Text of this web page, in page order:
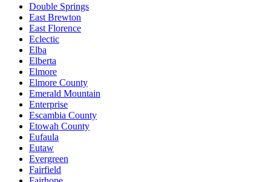
Double Springs
East Brewton
East Florence
Eclectic
Elba
Elberta
Elmore
Elmore County
Emerald Mountain
Enterprise
Escambia County
Etowah County
Eufaula
Eutaw
Evergreen
Fairfield